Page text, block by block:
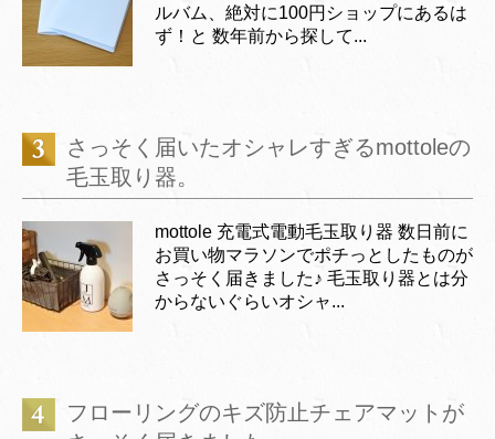
ルバム、絶対に100円ショップにあるは
ず！と 数年前から探して...
さっそく届いたオシャレすぎるmottoleの
毛玉取り器。
mottole 充電式電動毛玉取り器 数日前に
お買い物マラソンでポチっとしたものが
さっそく届きました♪ 毛玉取り器とは分
からないぐらいオシャ...
フローリングのキズ防止チェアマットが